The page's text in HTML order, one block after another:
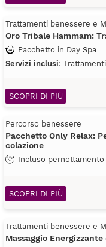
Trattamenti benessere e
Oro Tribale Hammam:
Pacchetto in Day Spa
Servizi inclusi:
SCOPRI DI PIÙ
Percorso benessere
Pacchetto Only Relax:
colazione
Incluso pernottamento
SCOPRI DI PIÙ
Trattamenti benessere e
Massaggio